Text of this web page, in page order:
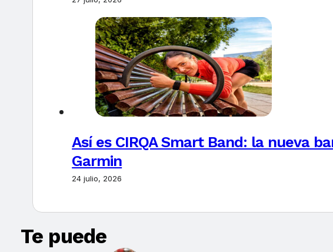
Así es CIRQA Smart Band: la nueva
Garmin
24 julio, 2026
Te puede